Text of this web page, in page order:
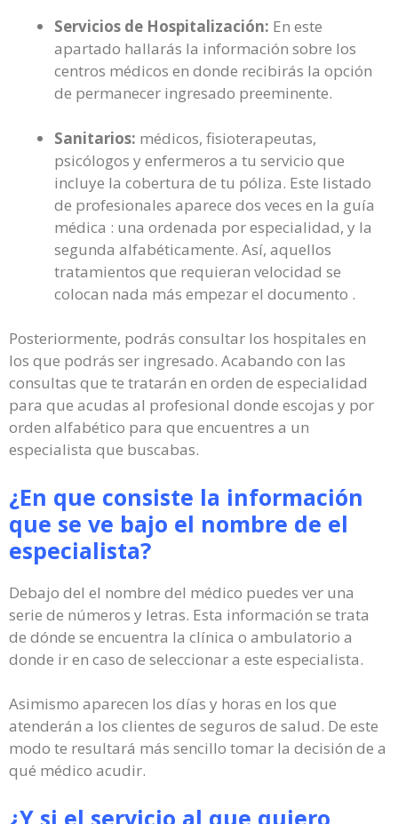
Servicios de Hospitalización: En este
apartado hallarás la información sobre los
centros médicos en donde recibirás la opción
de permanecer ingresado preeminente.
Sanitarios: médicos, fisioterapeutas,
psicólogos y enfermeros a tu servicio que
incluye la cobertura de tu póliza. Este listado
de profesionales aparece dos veces en la guía
médica : una ordenada por especialidad, y la
segunda alfabéticamente. Así, aquellos
tratamientos que requieran velocidad se
colocan nada más empezar el documento .
Posteriormente, podrás consultar los hospitales en
los que podrás ser ingresado. Acabando con las
consultas que te tratarán en orden de especialidad
para que acudas al profesional donde escojas y por
orden alfabético para que encuentres a un
especialista que buscabas.
¿En que consiste la información
que se ve bajo el nombre de el
especialista?
Debajo del el nombre del médico puedes ver una
serie de números y letras. Esta información se trata
de dónde se encuentra la clínica o ambulatorio a
donde ir en caso de seleccionar a este especialista.
Asimismo aparecen los días y horas en los que
atenderán a los clientes de seguros de salud. De este
modo te resultará más sencillo tomar la decisión de a
qué médico acudir.
¿Y si el servicio al que quiero